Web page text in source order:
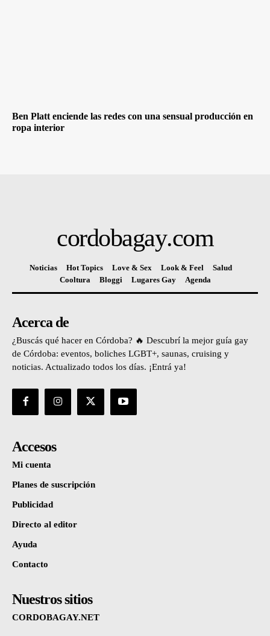
Ben Platt enciende las redes con una sensual producción en
ropa interior
cordobagay.com
Noticias Hot Topics Love & Sex Look & Feel
Salud
Cooltura
Bloggi Lugares Gay Agenda
Acerca de
¿Buscás qué hacer en Córdoba? 🔥 Descubrí la mejor guía gay
de Córdoba: eventos, boliches LGBT+, saunas, cruising y
noticias. Actualizado todos los días. ¡Entrá ya!
Accesos
Mi cuenta
Planes de suscripción
Publicidad
Directo al editor
Ayuda
Contacto
Nuestros sitios
CORDOBAGAY.NET